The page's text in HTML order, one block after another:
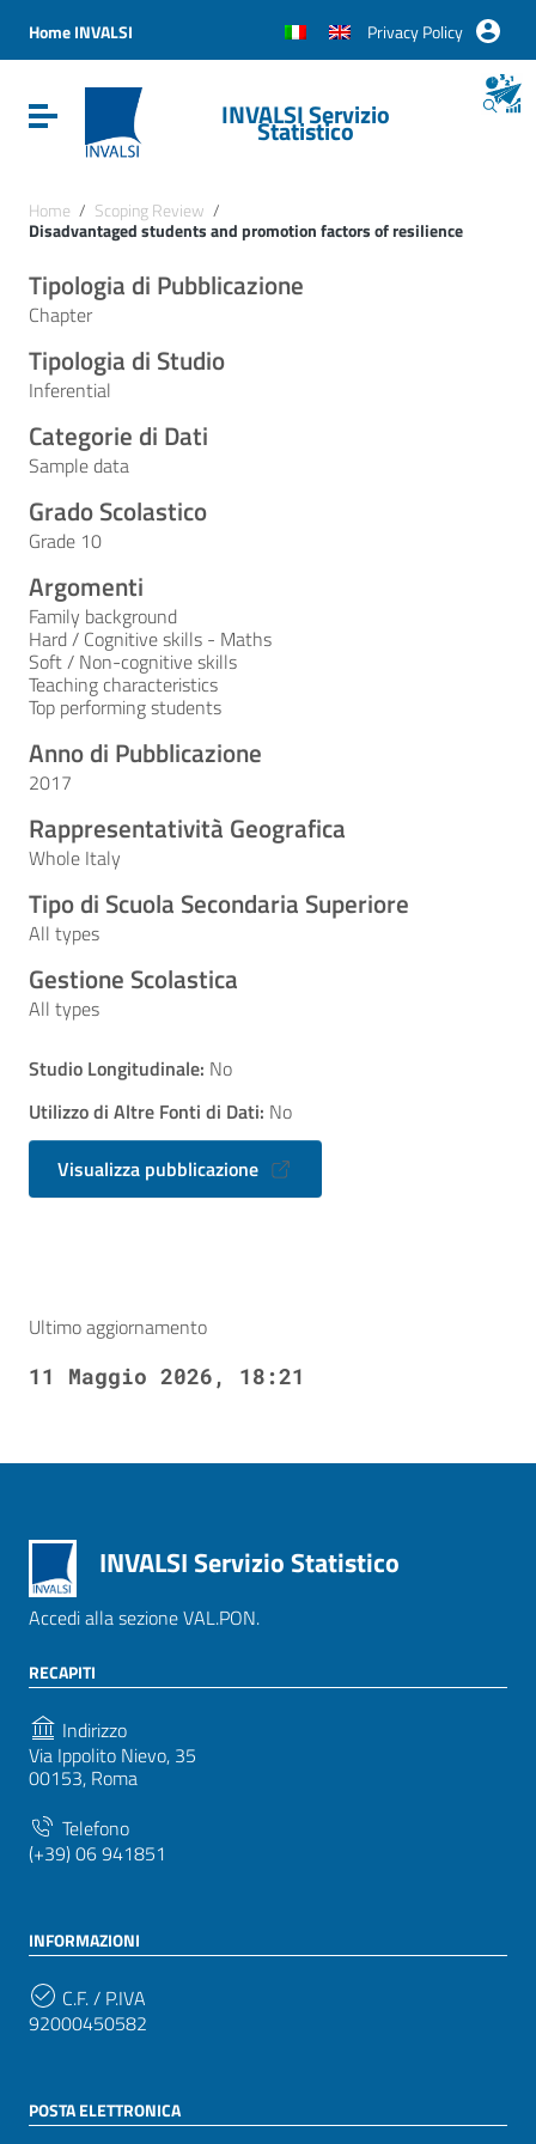
Vai al menu di navigazione
Vai al footer
Home INVALSI Privacy Policy
Attiva / disattiva la navigazioneINVALSI Servizio
Statistico
Home / Scoping Review /
Disadvantaged students and promotion factors of resilience
Tipologia di Pubblicazione
Chapter
Tipologia di Studio
Inferential
Categorie di Dati
Sample data
Grado Scolastico
Grade 10
Argomenti
Family background
Hard / Cognitive skills - Maths
Soft / Non-cognitive skills
Teaching characteristics
Top performing students
Anno di Pubblicazione
2017
Rappresentatività Geografica
Whole Italy
Tipo di Scuola Secondaria Superiore
All types
Gestione Scolastica
All types
Studio Longitudinale: No
Utilizzo di Altre Fonti di Dati: No
Visualizza pubblicazione
Ultimo aggiornamento
11 Maggio 2026, 18:21
INVALSI Servizio Statistico
Accedi alla sezione VAL.PON.
RECAPITI
Indirizzo
Via Ippolito Nievo, 35
00153, Roma
Telefono
(+39) 06 941851
INFORMAZIONI
C.F. / P.IVA
92000450582
POSTA ELETTRONICA